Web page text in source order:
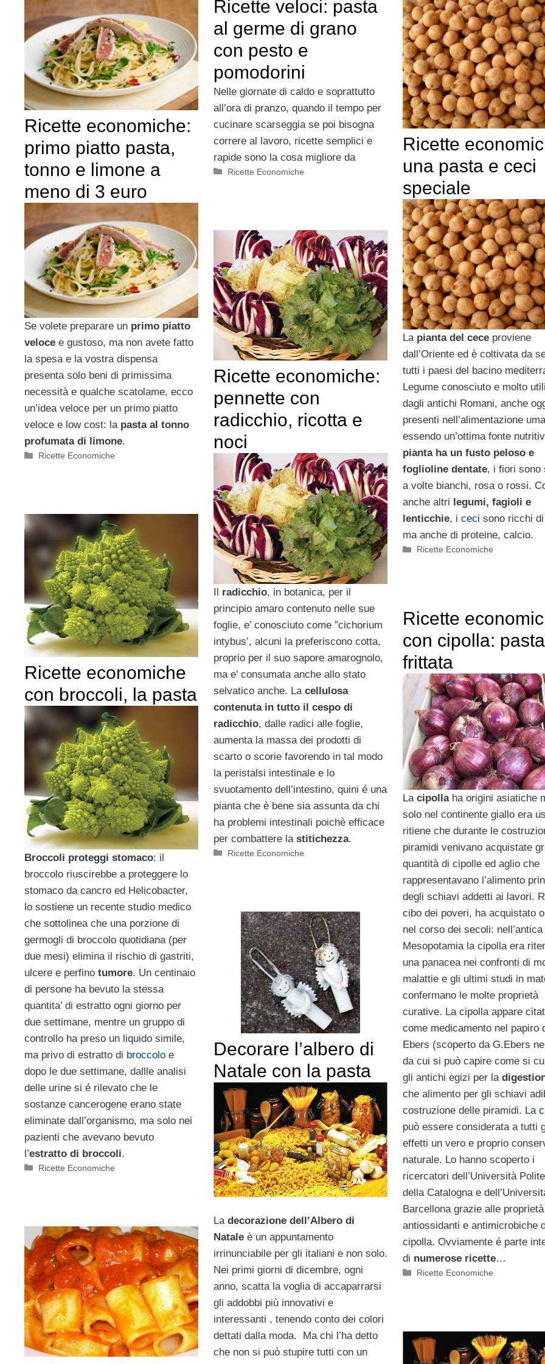
Ricette economiche:
primo piatto pasta,
tonno e limone a
meno di 3 euro
Se volete preparare un primo piatto
veloce e gustoso, ma non avete fatto
la spesa e la vostra dispensa
presenta solo beni di primissima
necessità e qualche scatolame, ecco
un’idea veloce per un primo piatto
veloce e low cost: la pasta al tonno
profumata di limone.
Categorie
Ricette Economiche
Ricette veloci: pasta
al germe di grano
con pesto e
pomodorini
Nelle giornate di caldo e soprattutto
all’ora di pranzo, quando il tempo per
cucinare scarseggia se poi bisogna
correre al lavoro, ricette semplici e
rapide sono la cosa migliore da
Categorie
Ricette Economiche
Ricette
una pasta e ceci
speciale
La pianta del ceceproviene
dall’Oriente ed è coltivata da
tutti i paesi del bacino
Legume conosciuto e molto
dagli antichi Romani, anche
presenti nell’alimentazione
essendo un’ottima fonte
pianta ha un fusto peloso e
foglioline dentate, i fiori sono
a volte bianchi, rosa o rossi.
anche altri legumi, fagioli e
lenticchie, i ceci sono ricchi
ma anche di proteine, calcio.
Categorie
Ricette Economiche
Ricette economiche:
pennette con
radicchio, ricotta e
noci
Il radicchio, in botanica, per il
principio amaro contenuto nelle sue
foglie, e’ conosciuto come ”cichorium
intybus’, alcuni la preferiscono cotta,
proprio per il suo sapore amarognolo,
ma e’ consumata anche allo stato
selvatico anche. La cellulosa
contenuta in tutto il cespo di
radicchio, dalle radici alle foglie,
aumenta la massa dei prodotti di
scarto o scorie favorendo in tal modo
la peristalsi intestinale e lo
svuotamento dell’intestino, quini é una
pianta che è bene sia assunta da chi
ha problemi intestinali poichè efficace
per combattere la stitichezza.
Categorie
Ricette Economiche
Ricette economiche
con broccoli, la pasta
Broccoli proteggi stomaco: il
broccolo riuscirebbe a proteggere lo
stomaco da cancro ed Helicobacter,
lo sostiene un recente studio medico
che sottolinea che una porzione di
germogli di broccolo quotidiana (per
due mesi) elimina il rischio di gastriti,
ulcere e perfino tumore. Un centinaio
di persone ha bevuto la stessa
quantita’ di estratto ogni giorno per
due settimane, mentre un gruppo di
controllo ha preso un liquido simile,
ma privo di estratto di broccolo e
dopo le due settimane, dallle analisi
delle urine si é rilevato che le
sostanze cancerogene erano state
eliminate dall’organismo, ma solo nei
pazienti che avevano bevuto
l’estratto di broccoli.
Categorie
Ricette Economiche
Ricette
con cipolla:
frittata
La cipollaha origini asiatiche
solo nel continente giallo era
ritiene che durante le
piramidi venivano acquistate
quantità di cipolle ed aglio che
rappresentavano l’alimento
degli schiavi addetti ai lavori.
cibo dei poveri, ha acquistato
nel corso dei secoli: nell’antica
Mesopotamia la cipolla era
una panacea nei confronti di
malattie e gli ultimi studi in
confermano le molte proprietà
curative. La cipolla appare
come medicamento nel papiro
Ebers (scoperto da G.Ebers
da cui si può capire come si
gli antichi egizi per la
che alimento per gli schiavi
costruzione delle piramidi. La
può essere considerata a tutti
effetti un vero e proprio
naturale. Lo hanno scoperto i
ricercatori dell’Università
della Catalogna e
Barcellona grazie alle proprietà
antiossidanti e antimicrobiche
cipolla. Ovviamente é parte
di numerose ricette…
Categorie
Ricette Economiche
Decorare l’albero di
Natale con la pasta
La decorazione dell’Albero di
Nataleè un appuntamento
irrinunciabile per gli italiani e non solo.
Nei primi giorni di dicembre, ogni
anno, scatta la voglia di accaparrarsi
gli addobbi più innovativi e
interessanti , tenendo conto dei colori
dettati dalla moda. Ma chi l’ha detto
che non si può stupire tutti con un